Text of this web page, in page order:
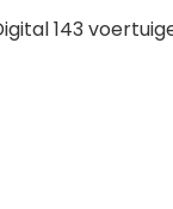
143